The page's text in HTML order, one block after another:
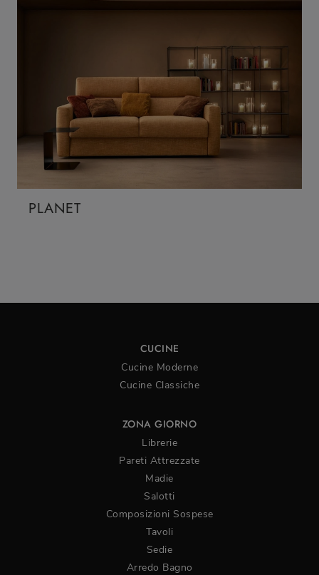
PLANET
CUCINE
Cucine Moderne
Cucine Classiche
ZONA GIORNO
Librerie
Pareti Attrezzate
Madie
Salotti
Composizioni Sospese
Tavoli
Sedie
Arredo Bagno